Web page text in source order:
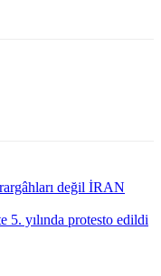
değil İRAN
5. yılında protesto edildi